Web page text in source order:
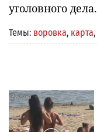
уголовного дела.
Темы: воровка, карта,